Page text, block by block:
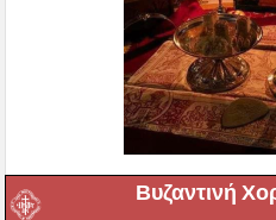
Βυζαντινή